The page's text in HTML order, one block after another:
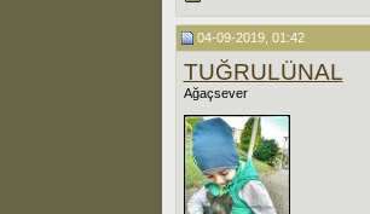
04-09-2019, 01:42
TUĞRULÜNAL
Ağaçsever